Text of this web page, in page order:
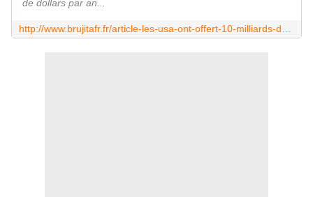
de dollars par an...